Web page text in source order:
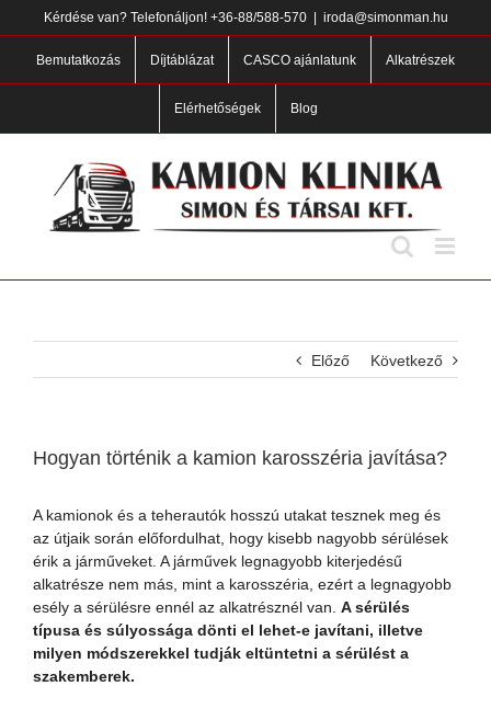
to
content
Kérdése van? Telefonáljon! +36-88/588-570 iroda@simonman.hu
Bemutatkozás Díjtáblázat CASCO ajánlatunk Alkatrészek
Elérhetőségek Blog
Előző Következő
Hogyan történik a kamion karosszéria javítása?
A kamionok és a teherautók hosszú utakat tesznek meg és
az útjaik során előfordulhat, hogy kisebb nagyobb sérülések
érik a járműveket. A járművek legnagyobb kiterjedésű
alkatrésze nem más, mint a karosszéria, ezért a legnagyobb
esély a sérülésre ennél az alkatrésznél van. A sérülés
típusa és súlyossága dönti el lehet-e javítani, illetve
milyen módszerekkel tudják eltüntetni a sérülést a
szakemberek.